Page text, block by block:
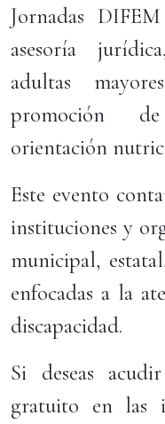
Jornadas
asesoría
adultas
promoción
orientación
Este evento
instituciones y
municipal,
enfocadas a la
discapacidad.
Si deseas
gratuito en las